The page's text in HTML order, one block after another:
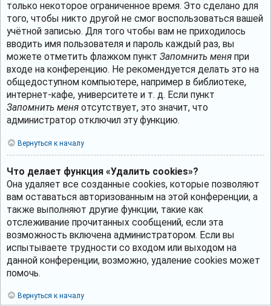
только некоторое ограниченное время. Это сделано для
того, чтобы никто другой не смог воспользоваться вашей
учётной записью. Для того чтобы вам не приходилось
вводить имя пользователя и пароль каждый раз, вы
можете отметить флажком пункт Запомнить меня при
входе на конференцию. Не рекомендуется делать это на
общедоступном компьютере, например в библиотеке,
интернет-кафе, университете и т. д. Если пункт
Запомнить меня отсутствует, это значит, что
администратор отключил эту функцию.
Вернуться к началу
Что делает функция «Удалить cookies»?
Она удаляет все созданные cookies, которые позволяют
вам оставаться авторизованным на этой конференции, а
также выполняют другие функции, такие как
отслеживание прочитанных сообщений, если эта
возможность включена администратором. Если вы
испытываете трудности со входом или выходом на
данной конференции, возможно, удаление cookies может
помочь.
Вернуться к началу